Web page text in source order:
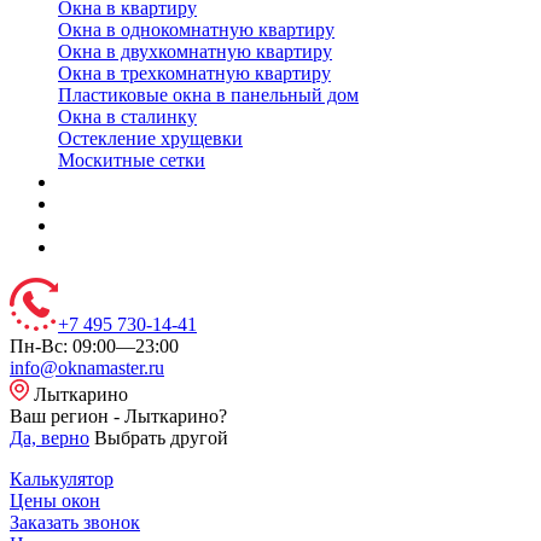
Окна в квартиру
Окна в однокомнатную квартиру
Окна в двухкомнатную квартиру
Окна в трехкомнатную квартиру
Пластиковые окна в панельный дом
Окна в сталинку
Остекление хрущевки
Москитные сетки
+7 495 730-14-41
Пн-Вс: 09:00—23:00
info@oknamaster.ru
Лыткарино
Ваш регион - Лыткарино?
Да, верно Выбрать другой
Калькулятор
Цены окон
Заказать звонок